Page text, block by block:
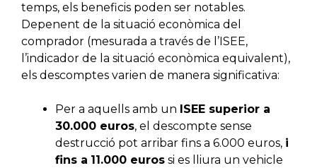
temps, els beneficis poden ser notables.
Depenent de la situació econòmica del
comprador (mesurada a través de l’ISEE,
l’indicador de la situació econòmica equivalent),
els descomptes varien de manera significativa:
Per a aquells amb un ISEE superior a
30.000 euros, el descompte sense
destrucció pot arribar fins a 6.000 euros, i
fins a 11.000 euros si es lliura un vehicle